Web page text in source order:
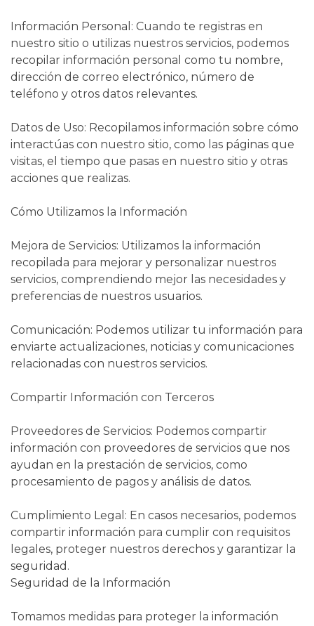
Información Personal: Cuando te registras en
nuestro sitio o utilizas nuestros servicios, podemos
recopilar información personal como tu nombre,
dirección de correo electrónico, número de
teléfono y otros datos relevantes.
Datos de Uso: Recopilamos información sobre cómo
interactúas con nuestro sitio, como las páginas que
visitas, el tiempo que pasas en nuestro sitio y otras
acciones que realizas.
Cómo Utilizamos la Información
Mejora de Servicios: Utilizamos la información
recopilada para mejorar y personalizar nuestros
servicios, comprendiendo mejor las necesidades y
preferencias de nuestros usuarios.
Comunicación: Podemos utilizar tu información para
enviarte actualizaciones, noticias y comunicaciones
relacionadas con nuestros servicios.
Compartir Información con Terceros
Proveedores de Servicios: Podemos compartir
información con proveedores de servicios que nos
ayudan en la prestación de servicios, como
procesamiento de pagos y análisis de datos.
Cumplimiento Legal: En casos necesarios, podemos
compartir información para cumplir con requisitos
legales, proteger nuestros derechos y garantizar la
seguridad.
Seguridad de la Información
Tomamos medidas para proteger la información